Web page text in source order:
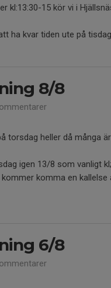
kl:13:30-15 kör vi i
ha kvar tiden ute på
8/8
torsdag heller då många
igen 13/8 som vanligt
komma en
6/8